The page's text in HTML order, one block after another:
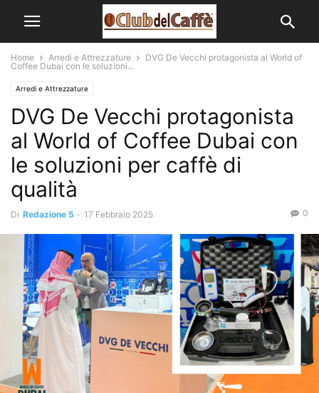
Home Arredi e Attrezzature
DVG De Vecchi protagonista al World of
Coffee Dubai con le soluzioni...
Arredi e Attrezzature
DVG De Vecchi protagonista
al World of Coffee Dubai con
le soluzioni per caffè di
qualità
Di Redazione 5 - 17 Febbraio 2025 0